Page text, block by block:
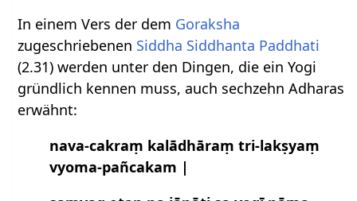
In einem Vers der dem Goraksha
zugeschriebenen Siddha Siddhanta Paddhati
(2.31) werden unter den Dingen, die ein Yogi
gründlich kennen muss, auch sechzehn Adharas
erwähnt:
nava-cakraṃ kalādhāraṃ tri-lakṣyaṃ
vyoma-pañcakam |